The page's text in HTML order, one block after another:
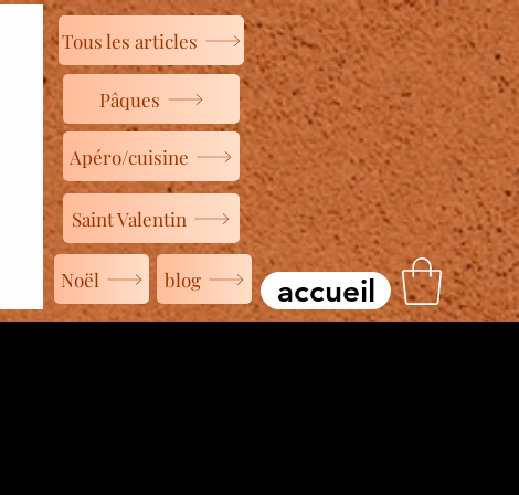
Tous les articles
Pâques
Apéro/cuisine
Saint Valentin
Noël blog accueil